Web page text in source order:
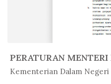
PERATURAN
Kementerian Dalam Negeri
In Peratur...